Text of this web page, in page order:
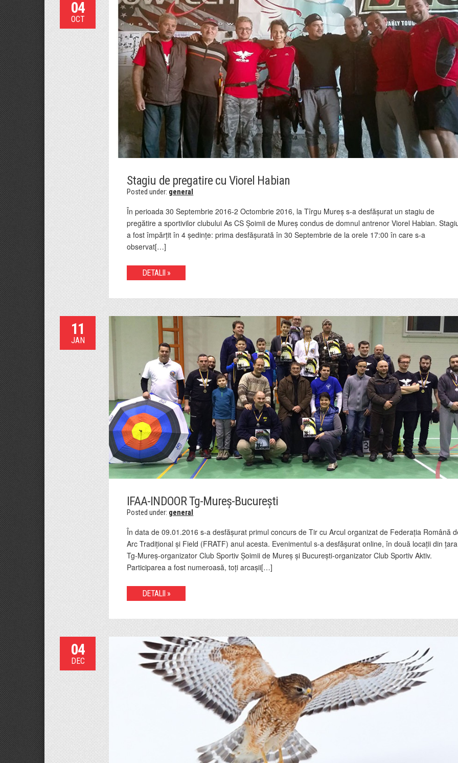
04
OCT
Stagiu de pregatire cu Viorel Habian
Posted under: general
În perioada 30 Septembrie 2016-2 Octombrie 2016, la Tîrgu Mureș s-a desfășurat un stagiu de
pregătire a sportivilor clubului As CS Șoimii de Mureș condus de domnul antrenor Viorel Habian.
a fost împărțit în 4 ședințe: prima desfășurată în 30 Septembrie de la orele 17:00 în care s-a
observat[…]
DETALII »
11
JAN
IFAA-INDOOR Tg-Mureș-București
Posted under: general
În data de 09.01.2016 s-a desfășurat primul concurs de Tir cu Arcul organizat de Federația Română
Arc Tradițional și Field (FRATF) anul acesta. Evenimentul s-a desfășurat online, în două locații din
Tg-Mureș-organizator Club Sportiv Șoimii de Mureș și București-organizator Club Sportiv Aktiv.
Participarea a fost numeroasă, toți arcașii[…]
DETALII »
04
DEC